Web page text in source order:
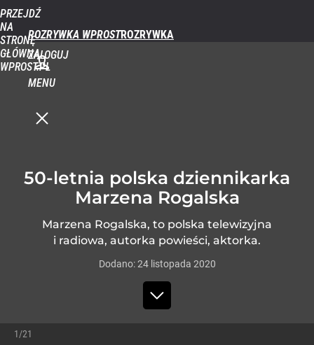
PRZEJDŹ
NA
STRONĘ
GŁÓWNĄ
WPROST.PL
ROZRYWKA WPROST
ZALOGUJ
MENU
50-letnia polska dziennikarka
Marzena Rogalska
Marzena Rogalska, to polska telewizyjna
i radiowa, autorka powieści, aktorka.
Dodano:24 listopada 2020